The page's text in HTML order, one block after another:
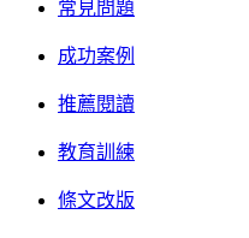
常見問題
成功案例
推薦閱讀
教育訓練
條文改版